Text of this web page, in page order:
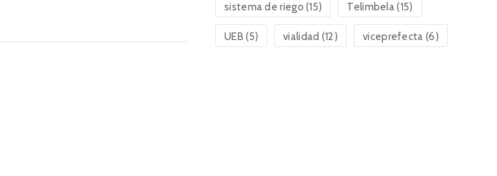
sistema de riego (15) Telimbela(15)
UEB (5) vialidad (12) viceprefecta (6)